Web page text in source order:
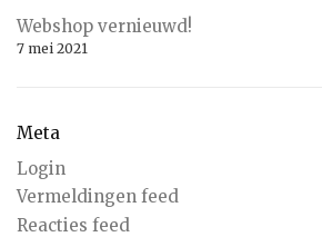
Webshop vernieuwd!
7 mei 2021
Meta
Login
Vermeldingen feed
Reacties feed